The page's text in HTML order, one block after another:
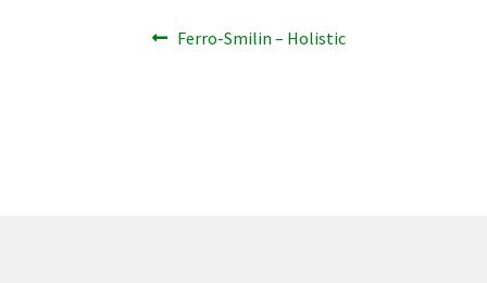
Bericht
Vorig
Ferro-Smilin – Holistic